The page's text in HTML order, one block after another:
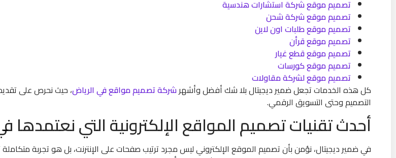
تصميم موقع شركة استشارات هندسية
تصميم موقع شركة شحن
تصميم موقع طلبات اون لاين
تصميم موقع قرأن
تصميم موقع قطع غيار
تصميم موقع كورسات
تصميم موقع لشركة مقاولات
كل هذه الخدمات تجعل ضمير ديجيتال بلا شك أفضل وأشهرشركة تصميم مواقع في الرياض، حيث نحرص على
التصميم وحتى التسويق الرقمي.
أحدث تقنيات تصميم المواقع الإلكترونية التي نعتمدها
في ضمير ديجيتال، نؤمن بأن تصميم الموقع الإلكتروني ليس مجرد ترتيب صفحات على الإنترنت، بل هو تجربة